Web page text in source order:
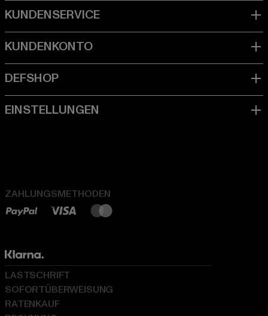
ZAHLUNGSMETHODEN
LASTSCHRIFT
SOFORTÜBERWEISUNG
RATENKAUF